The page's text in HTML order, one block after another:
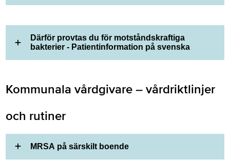
Därför provtas du för motståndskraftiga
bakterier - Patientinformation på svenska
Kommunala vårdgivare – vårdriktlinjer
och rutiner
MRSA på särskilt boende